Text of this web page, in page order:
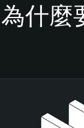
為什麼